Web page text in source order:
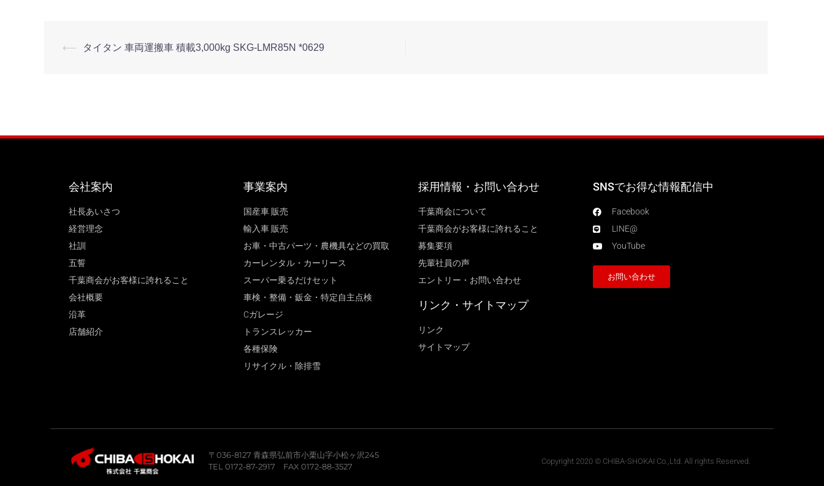
⟵ タイタン 車両運搬車 積載3,000kg SKG-LMR85N *0629
会社案内
社長あいさつ
経営理念
社訓
五誓
千葉商会がお客様に誇れること
会社概要
沿革
店舗紹介
事業案内
国産車 販売
輸入車 販売
お車・中古パーツ・農機具などの買取
カーレンタル・カーリース
スーパー乗るだけセット
車検・整備・鈑金・特定自主点検
Cガレージ
トランスレッカー
各種保険
リサイクル・除排雪
採用情報・お問い合わせ
千葉商会について
千葉商会がお客様に誇れること​
募集要項
先輩社員の声
エントリー・お問い合わせ
リンク・サイトマップ
リンク
サイトマップ
SNSでお得な情報配信中
Facebook
LINE@
YouTube
お問い合わせ
〒036-8127 青森県弘前市小栗山字小松ヶ沢245
TEL 0172-87-2917 FAX 0172-88-3527
Copyright 2020 © CHIBA-SHOKAI Co.,Ltd. All rights Reserved.